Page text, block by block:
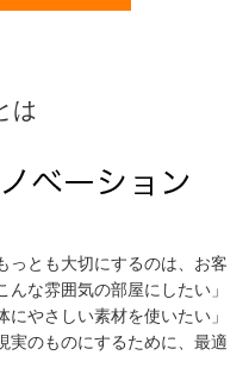
は
っとも大切にするのは、お客
な雰囲気の部屋にしたい」
にやさしい素材を使いたい」
実のものにするために、最適